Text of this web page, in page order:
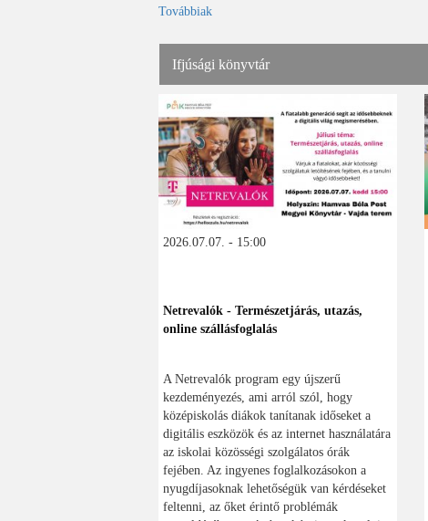
Továbbiak
Ifjúsági könyvtár
2026.07.07. - 15:00
Netrevalók - Természetjárás, utazás,
online szállásfoglalás
A Netrevalók program egy újszerű
kezdeményezés, ami arról szól, hogy
középiskolás diákok tanítanak időseket a
digitális eszközök és az internet használatára
az iskolai közösségi szolgálatos órák
fejében. Az ingyenes foglalkozásokon a
nyugdíjasoknak lehetőségük van kérdéseket
feltenni, az őket érintő problémák